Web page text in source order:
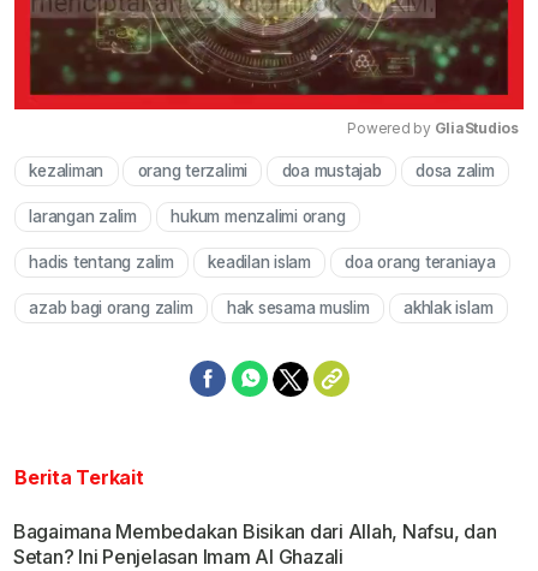
Mute
Powered by GliaStudios
kezaliman orang terzalimi doa mustajab dosa zalim
larangan zalim hukum menzalimi orang
hadis tentang zalim keadilan islam doa orang teraniaya
azab bagi orang zalim hak sesama muslim akhlak islam
Berita Terkait
Bagaimana Membedakan Bisikan dari Allah, Nafsu, dan
Setan? Ini Penjelasan Imam Al Ghazali